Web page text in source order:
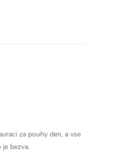
za pouhy den, a vse
je bezva.